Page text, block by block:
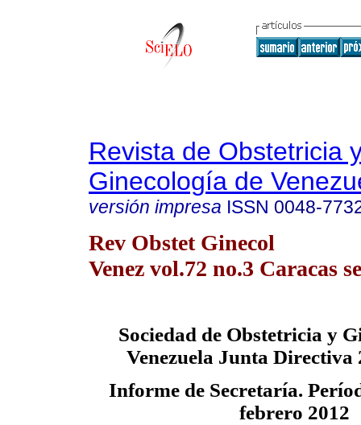
Revista de Obstetricia
Ginecología de
versión impresa ISSN 0048-
Rev Obstet Ginecol
Venez vol.72 no.3 Caracas
Sociedad de Obstetricia y
Venezuela Junta Directiva
Informe de Secretaría.
febrero 2012